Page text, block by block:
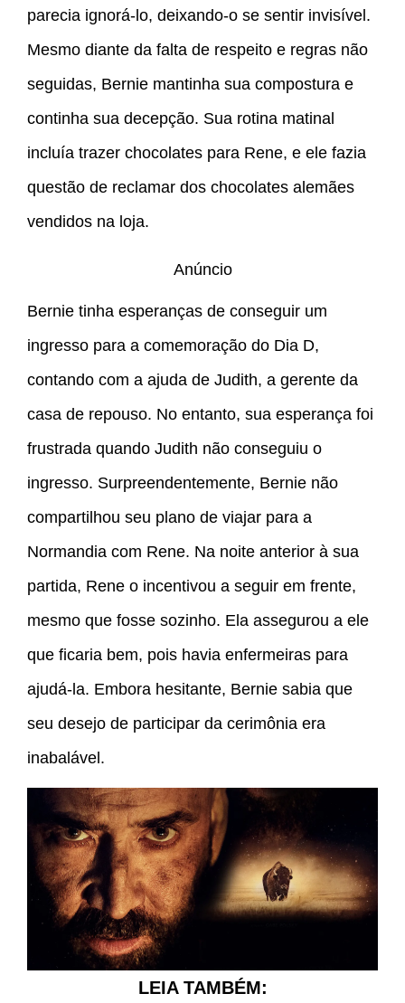
parecia ignorá-lo, deixando-o se sentir invisível.
Mesmo diante da falta de respeito e regras não
seguidas, Bernie mantinha sua compostura e
continha sua decepção. Sua rotina matinal
incluía trazer chocolates para Rene, e ele fazia
questão de reclamar dos chocolates alemães
vendidos na loja.
Anúncio
Bernie tinha esperanças de conseguir um
ingresso para a comemoração do Dia D,
contando com a ajuda de Judith, a gerente da
casa de repouso. No entanto, sua esperança foi
frustrada quando Judith não conseguiu o
ingresso. Surpreendentemente, Bernie não
compartilhou seu plano de viajar para a
Normandia com Rene. Na noite anterior à sua
partida, Rene o incentivou a seguir em frente,
mesmo que fosse sozinho. Ela assegurou a ele
que ficaria bem, pois havia enfermeiras para
ajudá-la. Embora hesitante, Bernie sabia que
seu desejo de participar da cerimônia era
inabalável.
LEIA TAMBÉM: